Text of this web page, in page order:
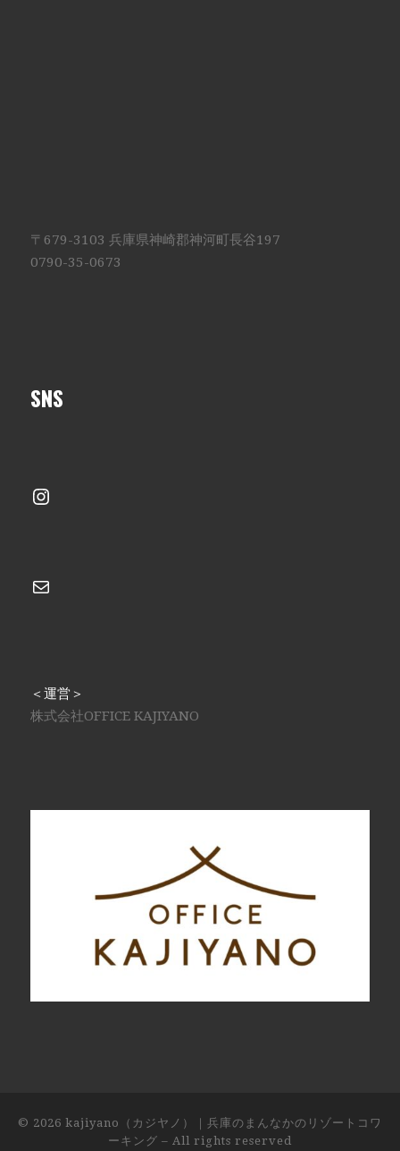
〒679-3103 兵庫県神崎郡神河町長谷197
0790-35-0673
SNS
Instagram
メール
＜運営＞
株式会社OFFICE KAJIYANO
© 2026 kajiyano（カジヤノ）｜兵庫のまんなかのリゾートコワ
ーキング – All rights reserved